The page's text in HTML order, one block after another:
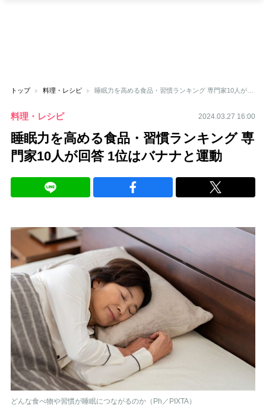
トップ 料理・レシピ 睡眠力を高める食品・習慣ランキング 専門家10人が回答 1位はバナナと運動
料理・レシピ 2024.03.27 16:00
睡眠力を高める食品・習慣ランキング 専
門家10人が回答 1位はバナナと運動
どんな食べ物や習慣が睡眠につながるのか（Ph／PIXTA）